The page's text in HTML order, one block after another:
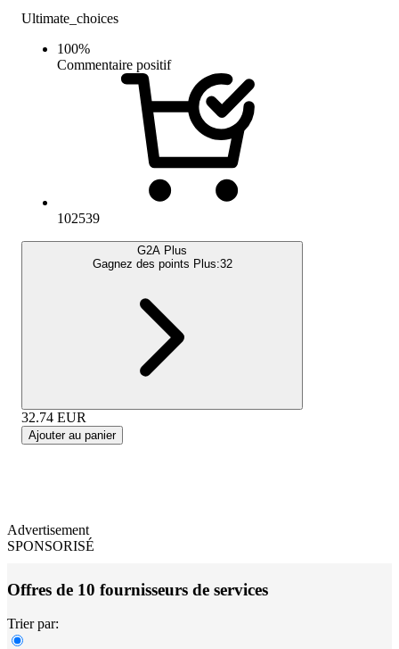
Ultimate_choices
100%
Commentaire positif
102539
G2A Plus
Gagnez des points Plus:32
32.74 EUR
Ajouter au panier
Advertisement
SPONSORISÉ
Offres de 10 fournisseurs de services
Trier par: